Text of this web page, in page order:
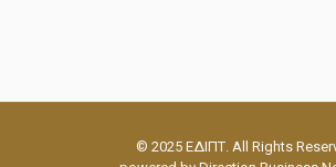
© 2025 ΕΔΙΠΤ. All Rights